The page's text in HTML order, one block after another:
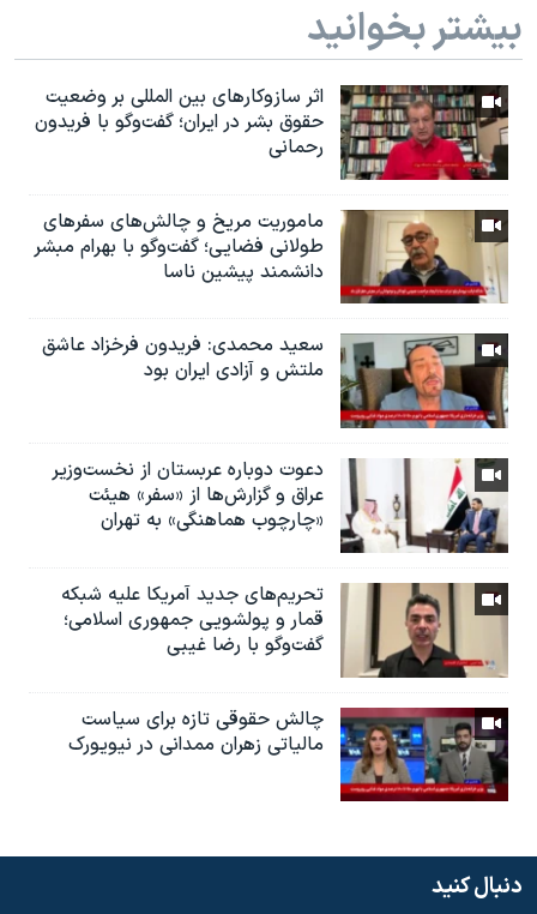
بیشتر بخوانید
اثر ساز‌و‌کارهای بین المللی بر وضعیت
حقوق بشر در ایران؛ گفت‌وگو با فریدون
رحمانی
ماموریت مریخ و چالش‌های سفرهای
طولانی فضایی؛ گفت‌وگو با بهرام مبشر
دانشمند پیشین ناسا
سعید محمدی: فریدون فرخزاد عاشق
ملتش و آزادی ایران بود
دعوت دوباره عربستان از نخست‌وزیر
عراق و گزارش‌ها از «سفر» هیئت
«چارچوب هماهنگی» به تهران
تحریم‌های جدید آمریکا علیه شبکه
قمار و پولشویی جمهوری اسلامی؛
گفت‌وگو با رضا غیبی
چالش حقوقی تازه برای سیاست
مالیاتی زهران ممدانی در نیویورک
دنبال کنید